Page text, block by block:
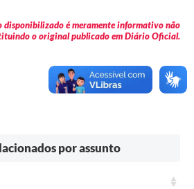
disponibilizado é meramente informativo não
o original publicado em Diário Oficial.
por assunto